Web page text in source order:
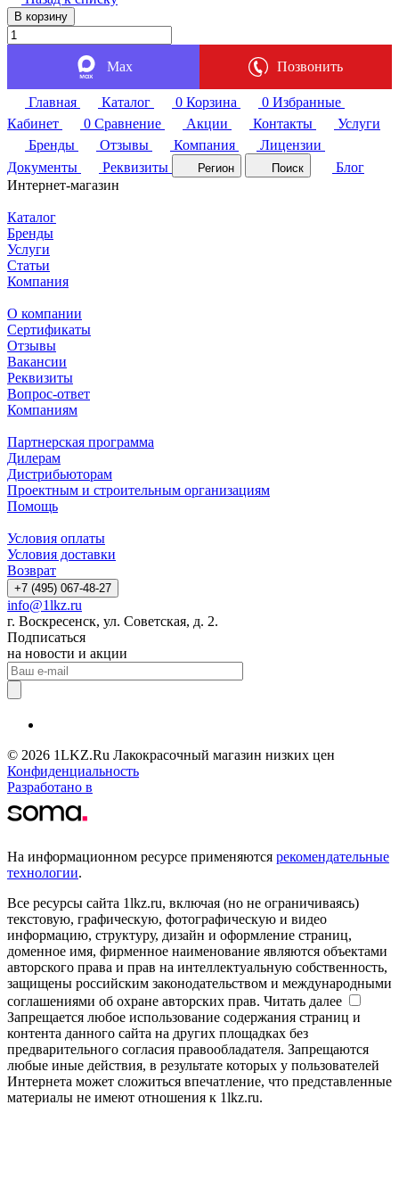
В корзину
Max Позвонить
Главная Каталог 0 Корзина 0 Избранные
Кабинет
0 Сравнение Акции Контакты
Услуги
Бренды
Отзывы Компания
Лицензии
Документы
Реквизиты Регион Поиск
Блог
Интернет-магазин
Каталог
Бренды
Услуги
Статьи
Компания
О компании
Сертификаты
Отзывы
Вакансии
Реквизиты
Вопрос-ответ
Компаниям
Партнерская программа
Дилерам
Дистрибьюторам
Проектным и строительным организациям
Помощь
Условия оплаты
Условия доставки
Возврат
+7 (495) 067-48-27
info@1lkz.ru
г. Воскресенск, ул. Советская, д. 2.
Подписаться
на новости и акции
© 2026 1LKZ.Ru Лакокрасочный магазин низких цен
Конфиденциальность
Разработано в
На информационном ресурсе применяются рекомендательные
технологии.
Все ресурсы сайта 1lkz.ru, включая (но не ограничиваясь)
текстовую, графическую, фотографическую и видео
информацию, структуру, дизайн и оформление страниц,
доменное имя, фирменное наименование являются объектами
авторского права и прав на интеллектуальную собственность,
защищены российским законодательством и международными
соглашениями об охране авторских прав. Читать далее
Запрещается любое использование содержания страниц и
контента данного сайта на других площадках без
предварительного согласия правообладателя. Запрещаются
любые иные действия, в результате которых у пользователей
Интернета может сложиться впечатление, что представленные
материалы не имеют отношения к 1lkz.ru.